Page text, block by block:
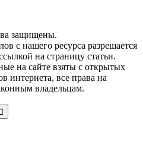
защищены.
с нашего ресурса разрешается
на страницу статьи.
на сайте взяты с открытых
интернета, все права на
владельцам.